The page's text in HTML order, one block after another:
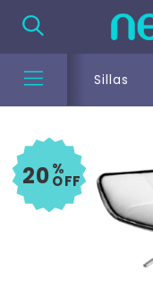
Sillas
20%
OFF